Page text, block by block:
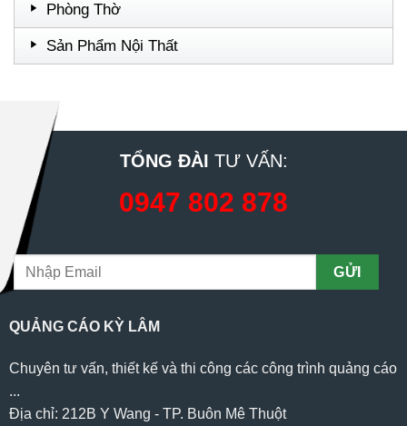
Phòng Thờ
Sản Phẩm Nội Thất
TỔNG ĐÀI TƯ VẤN:
0947 802 878
QUẢNG CÁO KỲ LÂM
Chuyên tư vấn, thiết kế và thi công các công trình quảng cáo
...
Địa chỉ: 212B Y Wang - TP. Buôn Mê Thuột